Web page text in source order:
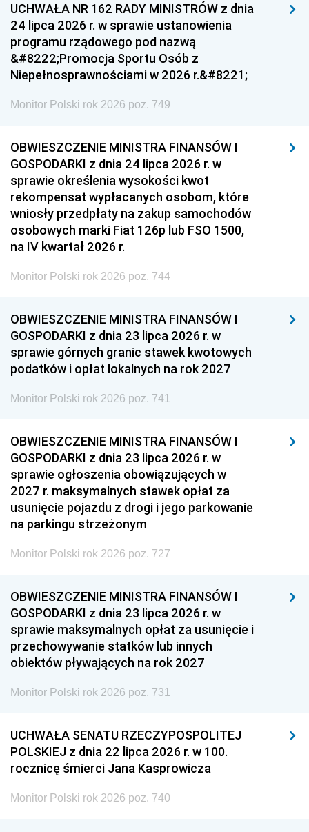
UCHWAŁA NR 162 RADY MINISTRÓW z dnia
24 lipca 2026 r. w sprawie ustanowienia
programu rządowego pod nazwą
&#8222;Promocja Sportu Osób z
Niepełnosprawnościami w 2026 r.&#8221;
Monitor Polski rok 2026 poz. 749
OBWIESZCZENIE MINISTRA FINANSÓW I
GOSPODARKI z dnia 24 lipca 2026 r. w
sprawie określenia wysokości kwot
rekompensat wypłacanych osobom, które
wniosły przedpłaty na zakup samochodów
osobowych marki Fiat 126p lub FSO 1500,
na IV kwartał 2026 r.
Monitor Polski rok 2026 poz. 744
OBWIESZCZENIE MINISTRA FINANSÓW I
GOSPODARKI z dnia 23 lipca 2026 r. w
sprawie górnych granic stawek kwotowych
podatków i opłat lokalnych na rok 2027
Monitor Polski rok 2026 poz. 741
OBWIESZCZENIE MINISTRA FINANSÓW I
GOSPODARKI z dnia 23 lipca 2026 r. w
sprawie ogłoszenia obowiązujących w
2027 r. maksymalnych stawek opłat za
usunięcie pojazdu z drogi i jego parkowanie
na parkingu strzeżonym
Monitor Polski rok 2026 poz. 727
OBWIESZCZENIE MINISTRA FINANSÓW I
GOSPODARKI z dnia 23 lipca 2026 r. w
sprawie maksymalnych opłat za usunięcie i
przechowywanie statków lub innych
obiektów pływających na rok 2027
Monitor Polski rok 2026 poz. 731
UCHWAŁA SENATU RZECZYPOSPOLITEJ
POLSKIEJ z dnia 22 lipca 2026 r. w 100.
rocznicę śmierci Jana Kasprowicza
Monitor Polski rok 2026 poz. 740